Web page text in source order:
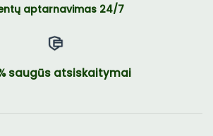
aptarnavimas 24/7
saugūs atsiskaitymai